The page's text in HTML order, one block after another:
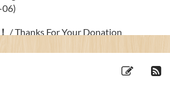
/ Thanks For Your Donation